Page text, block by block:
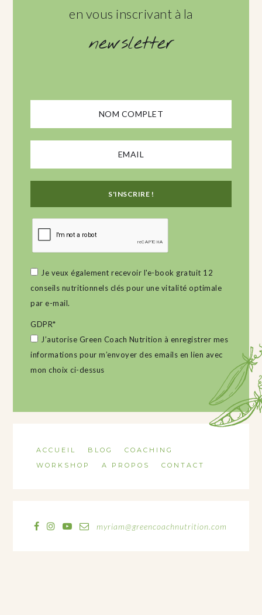
en vous inscrivant à la
newsletter
Je veux également recevoir l'e-book gratuit 12
conseils nutritionnels clés pour une vitalité optimale
par e-mail.
GDPR*
J’autorise Green Coach Nutrition à enregistrer mes
informations pour m’envoyer des emails en lien avec
mon choix ci-dessus
ACCUEIL BLOG
COACHING
WORKSHOP
A PROPOS CONTACT
myriam@greencoachnutrition.com